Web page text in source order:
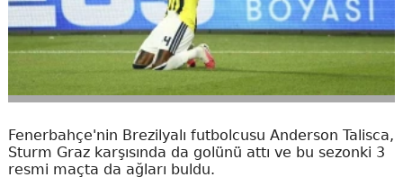
Fenerbahçe'nin Brezilyalı futbolcusu Anderson Talisca,
Sturm Graz karşısında da golünü attı ve bu sezonki 3
resmi maçta da ağları buldu.